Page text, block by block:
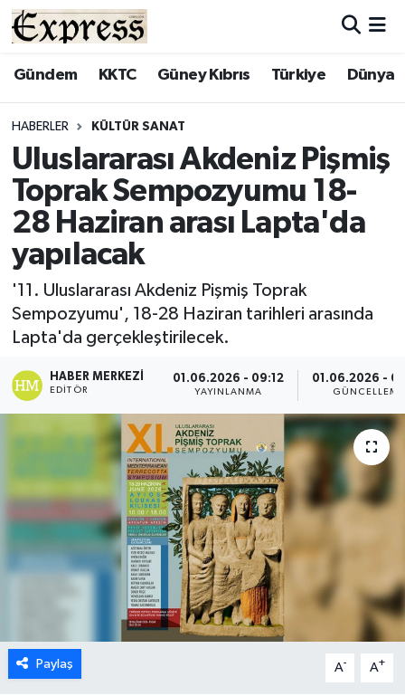
Gündem KKTC Güney Kıbrıs Türkiye Dünya
HABERLER KÜLTÜR SANAT
Uluslararası Akdeniz Pişmiş
Toprak Sempozyumu 18-
28 Haziran arası Lapta'da
yapılacak
'11. Uluslararası Akdeniz Pişmiş Toprak
Sempozyumu', 18-28 Haziran tarihleri arasında
Lapta'da gerçekleştirilecek.
HABER MERKEZI
EDITÖR
01.06.2026 - 09:12
YAYINLANMA
01.06.2026 -
GÜNCELLEME
Paylaş A- A+
ALAYKÖY
BİLİM
ÇATALKÖY
DÜNYA
EĞİTİM
EKONOMİ
ENGLISH
ESENTEPE
GAZİMAĞUSA
GİRNE
GÜNDEM
GÜNEY KIBRIS
İÇ HABERLER
Hava Durumu
Süper Lig Puan Durumu ve Fikstür
Tüm Manşetler
Son Dakika Haberleri
Haber Arşivi